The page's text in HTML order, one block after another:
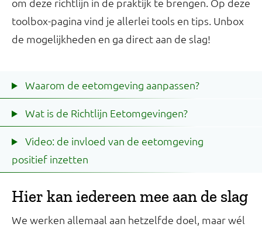
toolbox-pagina vind je allerlei tools en tips. Unbox
de mogelijkheden en ga direct aan de slag!
Waarom de eetomgeving aanpassen?
Wat is de Richtlijn Eetomgevingen?
Video: de invloed van de eetomgeving
positief inzetten
Hier kan iedereen mee aan de slag
We werken allemaal aan hetzelfde doel, maar wél